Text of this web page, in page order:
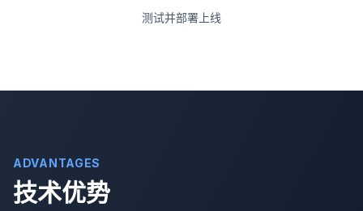
测试并部署上线
ADVANTAGES
技术优势